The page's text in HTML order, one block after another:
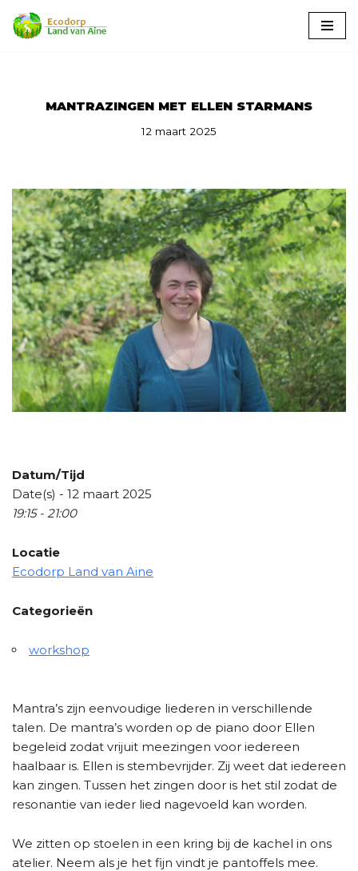
Ga
inhoudMANTRAZINGEN MET ELLEN STARMANS
12 maart 2025
Datum/Tijd
Date(s) - 12 maart 2025
19:15 - 21:00
Locatie
Ecodorp Land van Aine
Categorieën
workshop
Mantra’s zijn eenvoudige liederen in verschillende
talen. De mantra’s worden op de piano door Ellen
begeleid zodat vrijuit meezingen voor iedereen
haalbaar is. Ellen is stembevrijder. Zij weet dat iedereen
kan zingen. Tussen het zingen door is het stil zodat de
resonantie van ieder lied nagevoeld kan worden.
We zitten op stoelen in een kring bij de kachel in ons
atelier. Neem als je het fijn vindt je pantoffels mee.